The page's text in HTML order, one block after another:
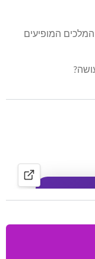
המופיעים